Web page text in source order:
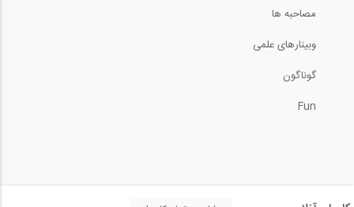
مصاحبه ها
وبینارهای علمی
گوناگون
Fun